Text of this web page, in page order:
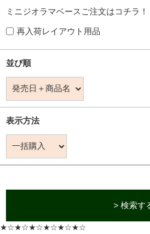
ミニジオラマベースご注文はコチラ！
再入荷レイアウト用品
並び順
表示方法
> 検索す
★☆★☆★☆★☆★☆★☆